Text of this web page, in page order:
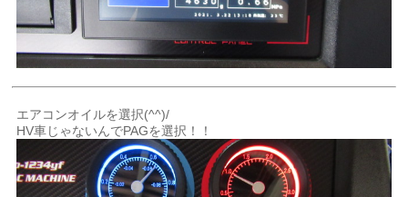
エアコンオイルを選択(^^)/
HV車じゃないんでPAGを選択！！